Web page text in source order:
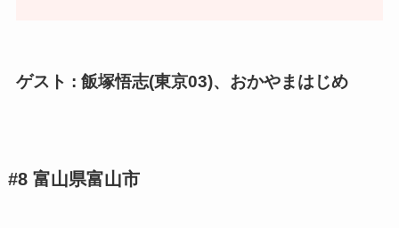
ゲスト : 飯塚悟志(東京03)、おかやまはじめ
#8 富山県富山市